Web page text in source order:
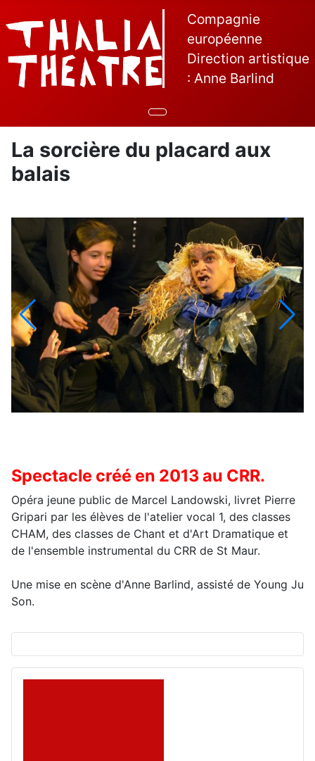
Compagnie
européenne
Direction artistique
: Anne Barlind
La sorcière du placard aux
balais
Spectacle créé en 2013 au CRR.
Opéra jeune public de Marcel Landowski, livret Pierre
Gripari par les élèves de l'atelier vocal 1, des classes
CHAM, des classes de Chant et d'Art Dramatique et
de l'ensemble instrumental du CRR de St Maur.
Une mise en scène d'Anne Barlind, assisté de Young Ju
Son.